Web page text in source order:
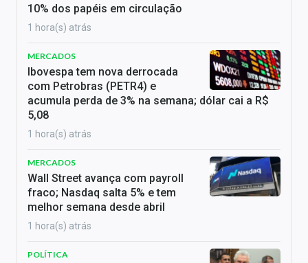
10% dos papéis em circulação
1 hora(s) atrás
MERCADOS
Ibovespa tem nova derrocada
com Petrobras (PETR4) e
acumula perda de 3% na semana; dólar cai a R$
5,08
1 hora(s) atrás
MERCADOS
Wall Street avança com payroll
fraco; Nasdaq salta 5% e tem
melhor semana desde abril
1 hora(s) atrás
POLÍTICA